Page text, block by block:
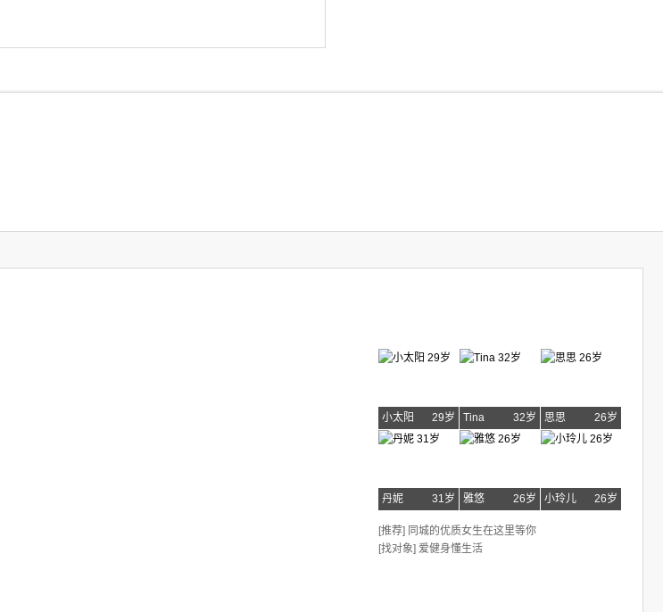
小太阳 29岁 Tina 32岁 思思 26岁
丹妮 31岁 雅悠 26岁 小玲儿 26岁
[推荐] 同城的优质女生在这里等你
[找对象] 爱健身懂生活